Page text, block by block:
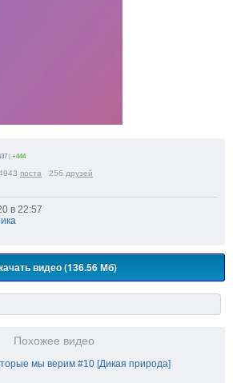
| +444
поста 256 друзей
в 22:57
видео (136.56 Мб)
Похожее видео
мы верим #10 [Дикая природа]